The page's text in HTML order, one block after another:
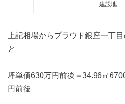
建設地
上記相場からプラウド銀座一丁
と
坪単価630万円前後＝34.96㎡
円前後